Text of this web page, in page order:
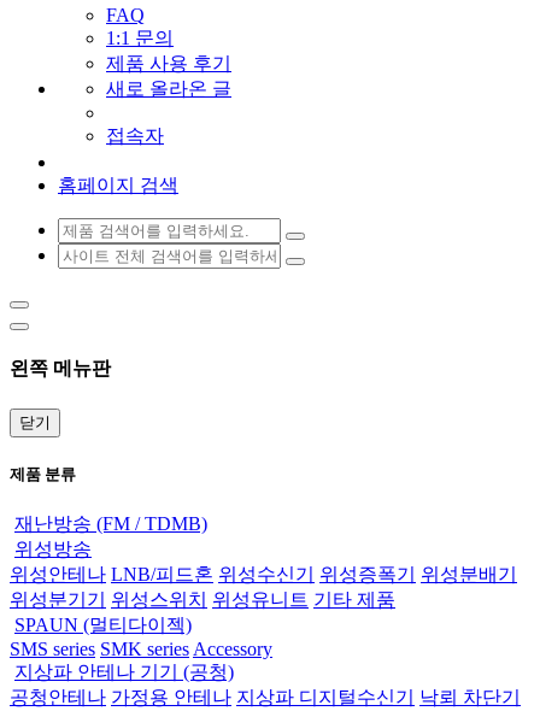
FAQ
1:1 문의
제품 사용 후기
새로 올라온 글
접속자
홈페이지 검색
왼쪽 메뉴판
닫기
제품 분류
재난방송 (FM / TDMB)
위성방송
위성안테나 LNB/피드혼 위성수신기 위성증폭기
위성분배기
위성분기기
위성스위치 위성유니트 기타 제품
SPAUN (멀티다이젝)
SMS series SMK series Accessory
지상파 안테나 기기 (공청)
공청안테나 가정용 안테나 지상파 디지털수신기
낙뢰 차단기